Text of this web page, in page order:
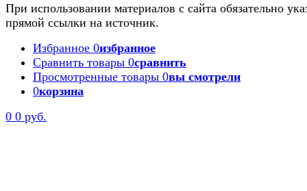
При использовании материалов с сайта обязательно
прямой ссылки на источник.
Избранное 0избранное
Сравнить товары 0сравнить
Просмотренные товары 0вы смотрели
0корзина
0 0 руб.